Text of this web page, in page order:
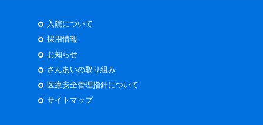
入院について
採用情報
お知らせ
さんあいの取り組み
医療安全管理指針について
サイトマップ